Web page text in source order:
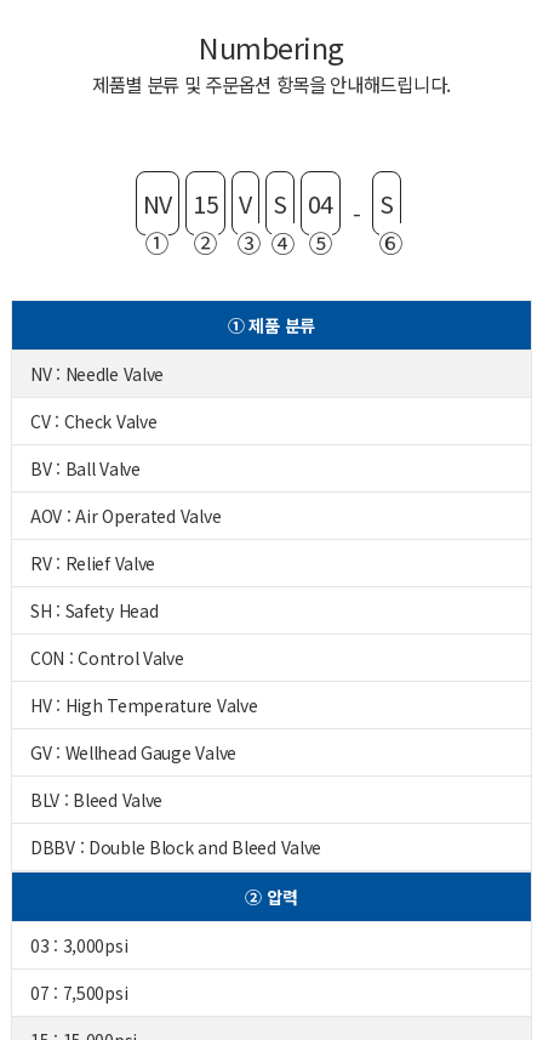
Numbering
제품별 분류 및 주문옵션 항목을 안내해드립니다.
NV
①
15
②
V
③
S
④
04
⑤
- S
⑥
① 제품 분류
NV : Needle Valve
CV : Check Valve
BV : Ball Valve
AOV : Air Operated Valve
RV : Relief Valve
SH : Safety Head
CON : Control Valve
HV : High Temperature Valve
GV : Wellhead Gauge Valve
BLV : Bleed Valve
DBBV : Double Block and Bleed Valve
② 압력
03 : 3,000psi
07 : 7,500psi